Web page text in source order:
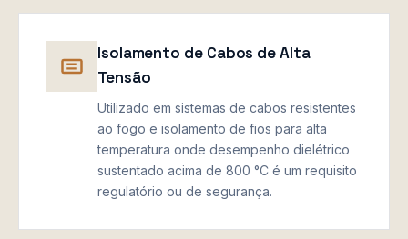
Isolamento de Cabos de Alta
Tensão
Utilizado em sistemas de cabos resistentes
ao fogo e isolamento de fios para alta
temperatura onde desempenho dielétrico
sustentado acima de 800 °C é um requisito
regulatório ou de segurança.